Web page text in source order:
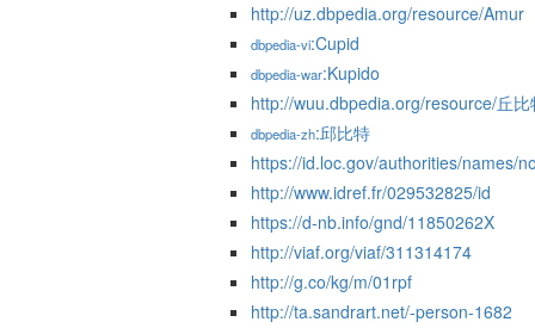
http://uz.dbpedia.org/resource/Amur
dbpedia-vi:Cupid
dbpedia-war:Kupido
http://wuu.dbpedia.org/resource/丘比
dbpedia-zh:邱比特
https://id.loc.gov/authorities/names/
http://www.idref.fr/029532825/id
https://d-nb.info/gnd/11850262X
http://viaf.org/viaf/311314174
http://g.co/kg/m/01rpf
http://ta.sandrart.net/-person-1682